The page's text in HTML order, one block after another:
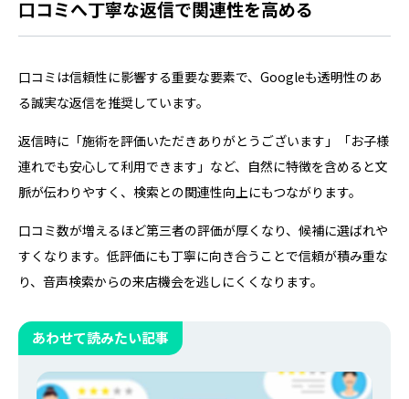
ついて、基本的な使い…
口コミへ丁寧な返信で関連性を高める
口コミは信頼性に影響する重要な要素で、Googleも透明性のあ
る誠実な返信を推奨しています。
返信時に「施術を評価いただきありがとうございます」「お子様
連れでも安心して利用できます」など、自然に特徴を含めると文
脈が伝わりやすく、検索との関連性向上にもつながります。
口コミ数が増えるほど第三者の評価が厚くなり、候補に選ばれや
すくなります。低評価にも丁寧に向き合うことで信頼が積み重な
り、音声検索からの来店機会を逃しにくくなります。
あわせて読みたい記事